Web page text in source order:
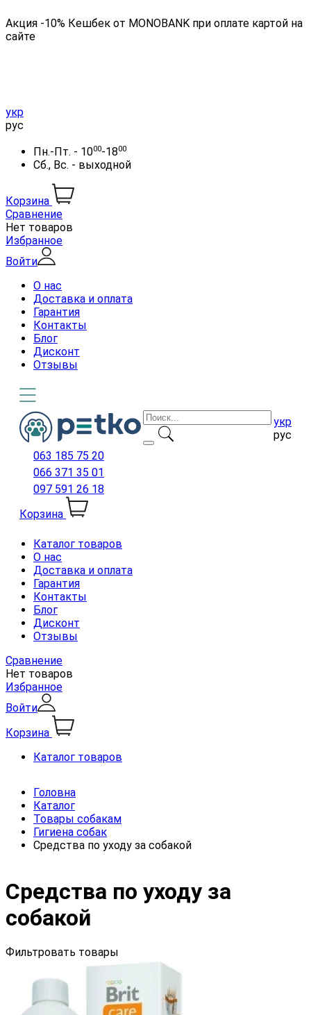
Акция -10% Кешбек от MONOBANK при оплате картой на
сайте
укр
рус
Пн.-Пт. - 1000-1800
Сб., Вс. - выходной
Корзина
Сравнение
Нет товаров
Избранное
Войти
О нас
Доставка и оплата
Гарантия
Контакты
Блог
Дисконт
Отзывы
укр
рус
063 185 75 20
066 371 35 01
097 591 26 18
Корзина
Каталог товаров
О нас
Доставка и оплата
Гарантия
Контакты
Блог
Дисконт
Отзывы
Сравнение
Нет товаров
Избранное
Войти
Корзина
Каталог товаров
Головна
Каталог
Товары собакам
Гигиена собак
Средства по уходу за собакой
Средства по уходу за
собакой
Фильтровать товары